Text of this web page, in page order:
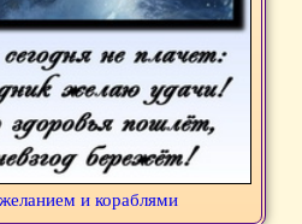
и кораблями